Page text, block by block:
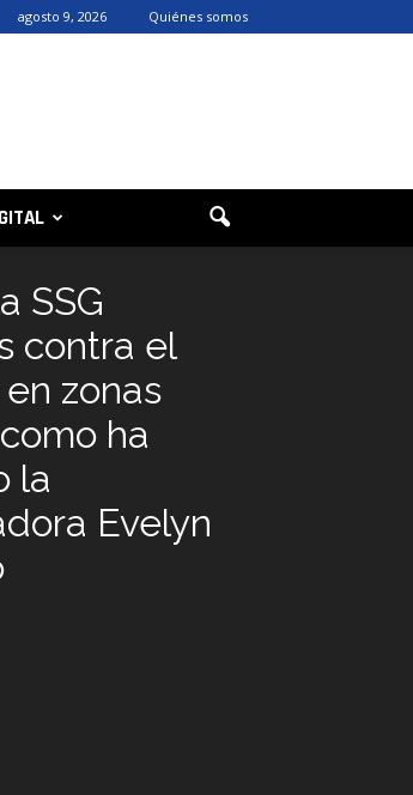
agosto 9, 2026 Quiénes somos
SSG
contra el
zonas
ha
la
Evelyn